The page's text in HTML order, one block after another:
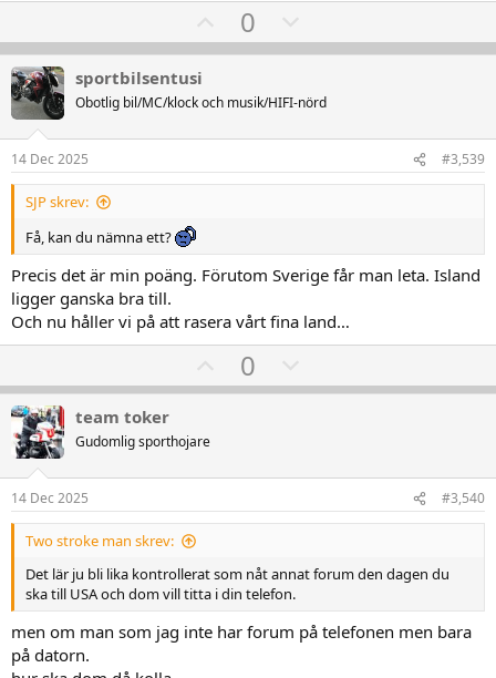
U
p
o
0
o
n
t
sportbilsentusi
Obotlig bil/MC/klock och musik/HIFI-nörd
14 Dec 2025 #3,539
SJP skrev:
Få, kan du nämna ett?
Precis det är min poäng. Förutom Sverige får man leta. Island
ligger ganska bra till.
Och nu håller vi på att rasera vårt fina land…
U
p
t
0
o
v
t
team toker
Gudomlig sporthojare
14 Dec 2025 #3,540
Two stroke man skrev:
Det lär ju bli lika kontrollerat som nåt annat forum den dagen du
ska till USA och dom vill titta i din telefon.
men om man som jag inte har forum på telefonen men bara
på datorn.